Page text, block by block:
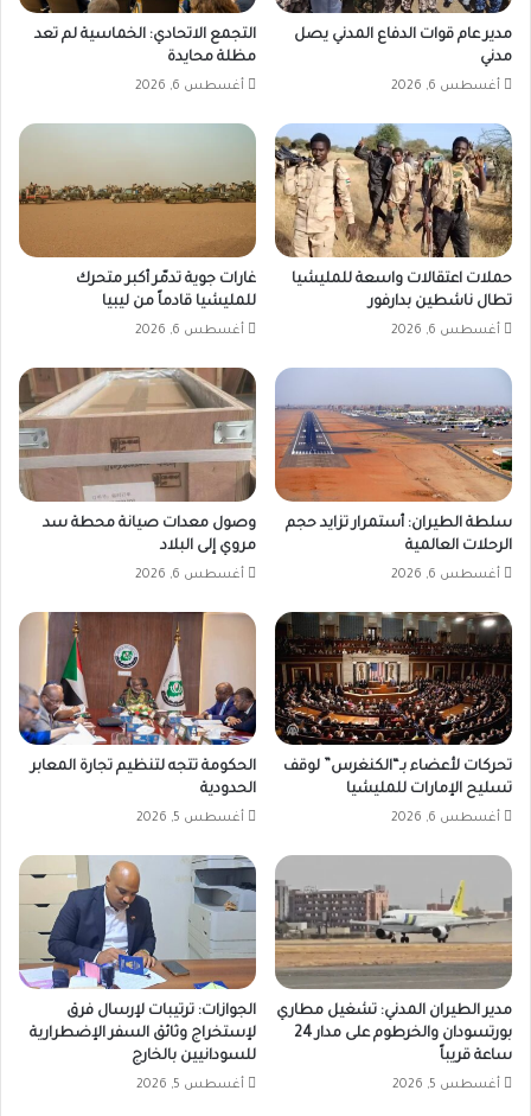
مدير عام قوات الدفاع المدني يصل
مدني
أغسطس 6, 2026
التجمع الاتحادي: الخماسية لم تعد
مظلة محايدة
أغسطس 6, 2026
حملات اعتقالات واسعة للمليشيا
تطال ناشطين بدارفور
أغسطس 6, 2026
غارات جوية تدمّر أكبر متحرك
للمليشيا قادماً من ليبيا
أغسطس 6, 2026
سلطة الطيران: أستمرار تزايد حجم
الرحلات العالمية
أغسطس 6, 2026
وصول معدات صيانة محطة سد
مروي إلى البلاد
أغسطس 6, 2026
تحركات لأعضاء بـ“الكنغرس” لوقف
تسليح الإمارات للمليشيا
أغسطس 6, 2026
الحكومة تتجه لتنظيم تجارة المعابر
الحدودية
أغسطس 5, 2026
مدير الطيران المدني: تشغيل مطاري
بورتسودان والخرطوم على مدار 24
ساعة قريباً
أغسطس 5, 2026
الجوازات: ترتيبات لإرسال فرق
لإستخراج وثائق السفر الإضطرارية
للسودانيين بالخارج
أغسطس 5, 2026